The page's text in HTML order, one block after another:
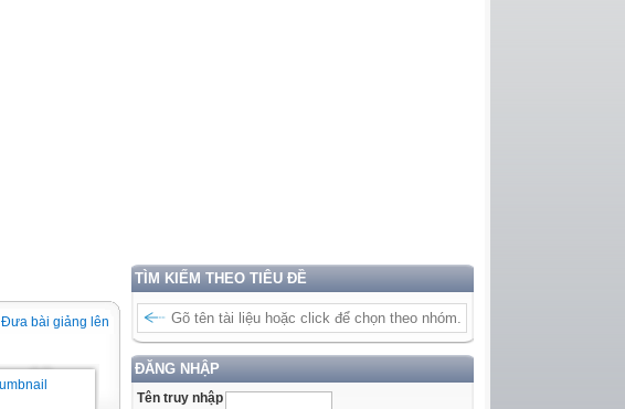
TÌM KIẾM THEO TIÊU ĐỀ
ĐĂNG NHẬP
Tên truy nhập
Đưa bài giảng lên